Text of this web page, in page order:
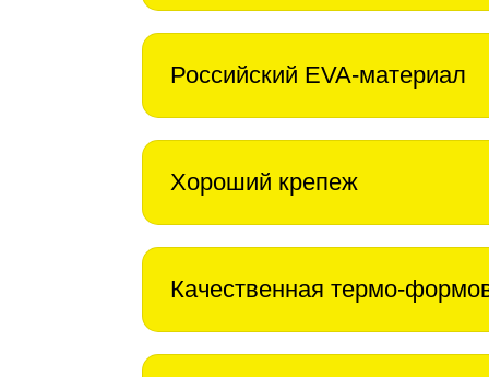
Российский EVA-материал
Хороший крепеж
Качественная термо-